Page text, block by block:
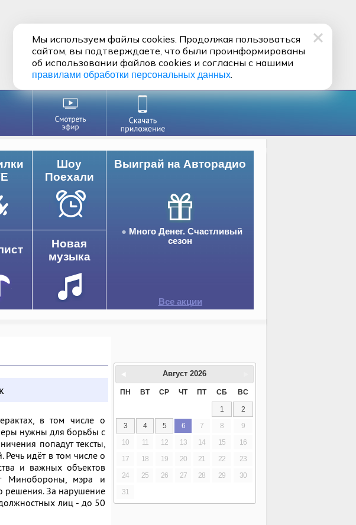
Выиграй на Авторадио
Много Денег. Счастливый
сезон
Все акции
Шоу
Поехали
Новая
музыка
в том числе о
нужны для борьбы с
попадут тексты,
идёт в том числе о
и важных объектов
Минобороны, мэра и
решения. За нарушение
лиц - до 50
Август 2026
ПН ВТ СР ЧТ ПТ СБ ВС
1
2
3
4 5 6 7 8
9
10
11 12 13 14 15
16
17
18 19 20 21 22
23
24
25 26 27 28 29
30
31
Мы используем файлы cookies. Продолжая пользоваться
сайтом, вы подтверждаете, что были проинформированы
об использовании файлов cookies и согласны с нашими
правилами обработки персональных данных.